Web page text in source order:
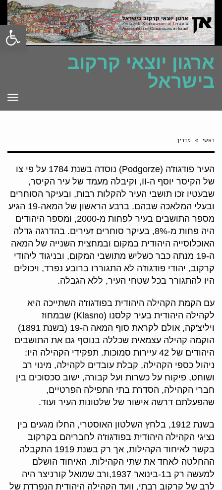
פתח
ארגון יוצאי קרקוב
בישראל
ראשי » מדריך
העיר פודגוז'ה (Podgorze) נוסדה בשנת 1784 על פי צו
של הקיסר יוסף ה-II, וקיבלה מעמד של עיר הקיסר,
שבעטיו זכו תושבי העיר להקלות רבות, ובעיקר הסוחרים
ובעלי המלאכה שבהם. ברבע הראשון של המאה-19 הגיע
מספר התושבים בעיר לפחות מ-2000, ומספר היהודים
היה פחות מ-8%, בעיקר סוחרים זעירים. בהדרגה גדלה
האוכלוסייה היהודית במקום ובמחצית השנייה של המאה
ה-19 מנתה כבר כשליש מתושבי המקום, ובניגוד ליהודי
קרקוב, יהודי פודגוז'ה לא התגוררו ברובע נפרד, ויכולים
היו להתגורר בכל שטחי העיר, ללא הגבלה.
עם הקמת הקהילה היהודית בפודגוז'ה השתייכה היא
לקהילה היהודית בעיר קלסנו (Klasno) שבמחוז
ויליצ'קה, אולם לקראת סוף המאה ה-19 (בשנת 1891)
הוקמה קהילה עצמאית שכללה בנוסף גם את התושבים
היהודים של 42 עיירות סמוכות. תפקידי הקהילה היו:
ניהול כספי הקהילה, קבלת עובדים לקהילה, מינוי רב
ושוחט, פיקוח על כשרות ועל קבורה, ישוב סכסוכים בין
חברי הקהילה, הסדרת בתי התפילה הפרטיים,
שהפעלתם דרשה אישור של שלטונות העיר ועוד.
בשנת 1912, בלחץ השלטון האוסטרי, החלו מגעים בין
נציגי הקהילה היהודית בפודגוז'ה לחבריהם בקרקוב
בקשר לאיחוד הקהילות, אך רק בשנת 1919 התקבלה
ההחלטה לאחד את שתי הקהילות. האיחוד הושלם
למעשה רק ב1-בינואר 1937,ורב שמואל קורניצר היה
לרב של קרקוב רבתי, וועד הקהילה היהודית הנפרדת של